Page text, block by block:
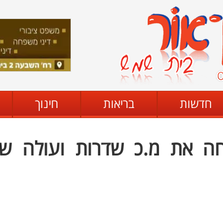
חדשות בריאות חינוך
את מ.כ שדרות ועולה